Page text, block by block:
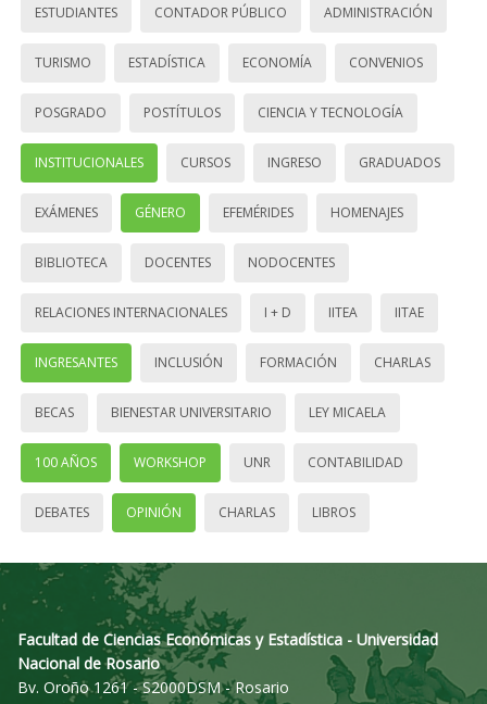
ESTUDIANTES CONTADOR PÚBLICO ADMINISTRACIÓN
TURISMO ESTADÍSTICA ECONOMÍA CONVENIOS
POSGRADO POSTÍTULOS CIENCIA Y TECNOLOGÍA
INSTITUCIONALES CURSOS INGRESO GRADUADOS
EXÁMENES GÉNERO EFEMÉRIDES HOMENAJES
BIBLIOTECA DOCENTES NODOCENTES
RELACIONES INTERNACIONALES I + D IITEA IITAE
INGRESANTES INCLUSIÓN FORMACIÓN CHARLAS
BECAS BIENESTAR UNIVERSITARIO LEY MICAELA
100 AÑOS WORKSHOP UNR CONTABILIDAD
DEBATES OPINIÓN CHARLAS LIBROS
Facultad de Ciencias Económicas y Estadística - Universidad
Nacional de Rosario
Bv. Oroño 1261 - S2000DSM - Rosario